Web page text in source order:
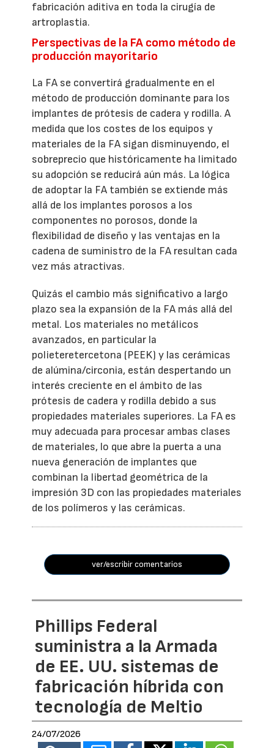
fabricación aditiva en toda la cirugía de
artroplastia.
Perspectivas de la FA como método de
producción mayoritario
La FA se convertirá gradualmente en el
método de producción dominante para los
implantes de prótesis de cadera y rodilla. A
medida que los costes de los equipos y
materiales de la FA sigan disminuyendo, el
sobreprecio que históricamente ha limitado
su adopción se reducirá aún más. La lógica
de adoptar la FA también se extiende más
allá de los implantes porosos a los
componentes no porosos, donde la
flexibilidad de diseño y las ventajas en la
cadena de suministro de la FA resultan cada
vez más atractivas.
Quizás el cambio más significativo a largo
plazo sea la expansión de la FA más allá del
metal. Los materiales no metálicos
avanzados, en particular la
polieteretercetona (PEEK) y las cerámicas
de alúmina/circonia, están despertando un
interés creciente en el ámbito de las
prótesis de cadera y rodilla debido a sus
propiedades materiales superiores. La FA es
muy adecuada para procesar ambas clases
de materiales, lo que abre la puerta a una
nueva generación de implantes que
combinan la libertad geométrica de la
impresión 3D con las propiedades materiales
de los polímeros y las cerámicas.
ver/escribir comentarios
Phillips Federal
suministra a la Armada
de EE. UU. sistemas de
fabricación híbrida con
tecnología de Meltio
24/07/2026